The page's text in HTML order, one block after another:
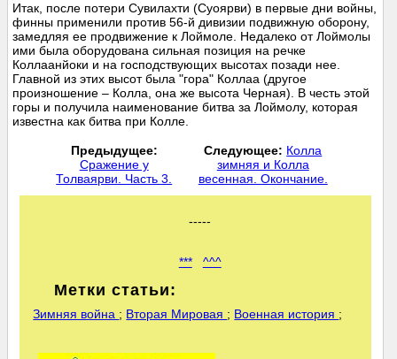
Итак, после потери Сувилахти (Суоярви) в первые дни войны,
финны применили против 56-й дивизии подвижную оборону,
замедляя ее продвижение к Лоймоле. Недалеко от Лоймолы
ими была оборудована сильная позиция на речке
Коллаанйоки и на господствующих высотах позади нее.
Главной из этих высот была "гора" Коллаа (другое
произношение – Колла, она же высота Черная). В честь этой
горы и получила наименование битва за Лоймолу, которая
известна как битва при Колле.
Предыдущее:
Сражение у
Толваярви. Часть 3.
Следующее: Колла
зимняя и Колла
весенная. Окончание.
-----
*** ^^^
Метки статьи:
Зимняя война ; Вторая Мировая ; Военная история ;